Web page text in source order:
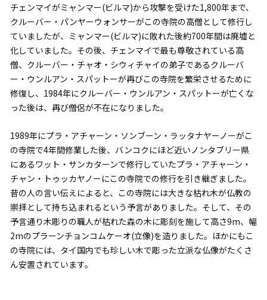
チェンマイがミャンマー(ビルマ)から攻撃を受けた1,800年まで、
クルーバー・パンヤーウォンサーがこの寺院の高僧として修行し
ていましたが、ミャンマー(ビルマ)に敗れた後約700年間は廃墟と
化していました。その後、チェンマイで最も尊敬されている高
僧、クルーバー・チャオ・シウィチャイの弟子であるクルーバ
ー・ウンルアン・スパットーが再びこの寺院を繁栄させるために
修復し、1984年にクルーバー・ウンルアン・スパットーが亡くな
った後は、再び僧侶が不在になりました。
1989年にプラ・アチャーン・ソンブーン・ラッタナヤーノーがこ
の寺院で4年間修業した後、バンコクにほど近いノンタブリー県
にあるワット・サンカターンで修行していたプラ・アチャーン・
チャン・トゥッカヤノーにこの寺院での修行を引き継ぎました。
昔の人の言い伝えによると、この寺院には大きな枯れ木が仏教の
崇拝として持ち込まれるという予言がありました。そして、その
予言通り木彫りの職人が枯れた森の木に彫刻を施して高さ9m、幅
2mのプラーンチョンコムケーオ(立像)を造りました。ほかにもこ
の寺院には、タイ国内でも珍しい木で彫った立派な仏像がたくさ
ん安置されています。